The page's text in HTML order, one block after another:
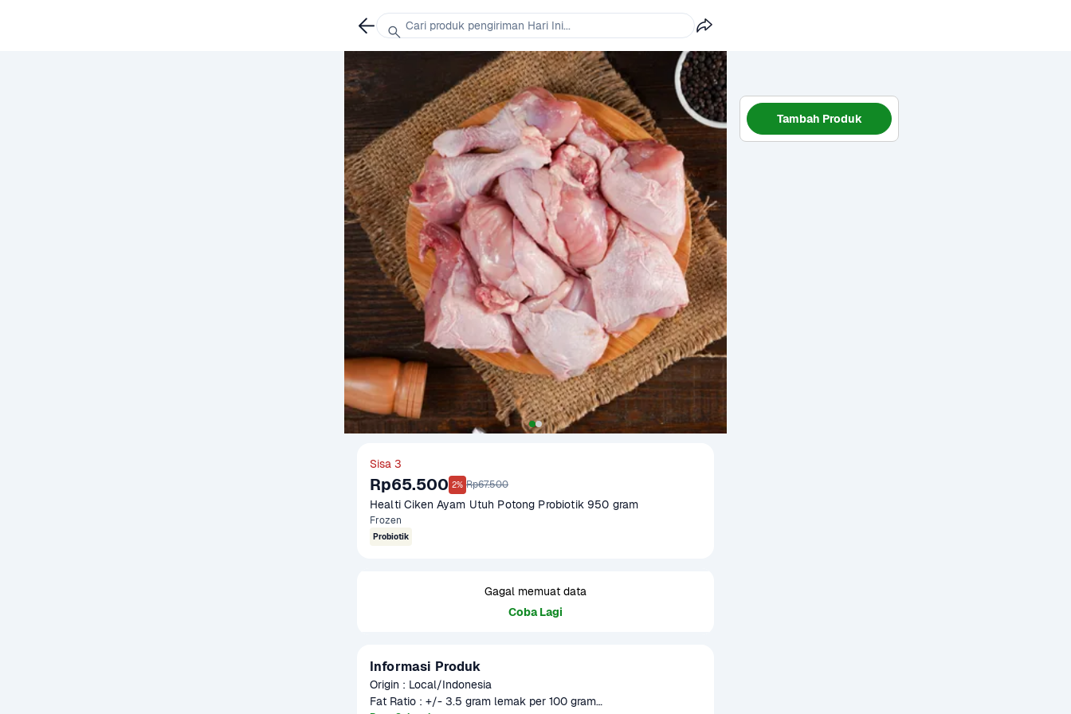
Sisa 3
Rp65.500 2% Rp67.500
Healti Ciken Ayam Utuh Potong Probiotik 950 gram
Frozen
Probiotik
Gagal memuat data
Coba Lagi
Informasi Produk
Origin : Local/Indonesia
Fat Ratio : +/- 3.5 gram lemak per 100 gram
Tambah Produk
Cari produk pengiriman Hari Ini...